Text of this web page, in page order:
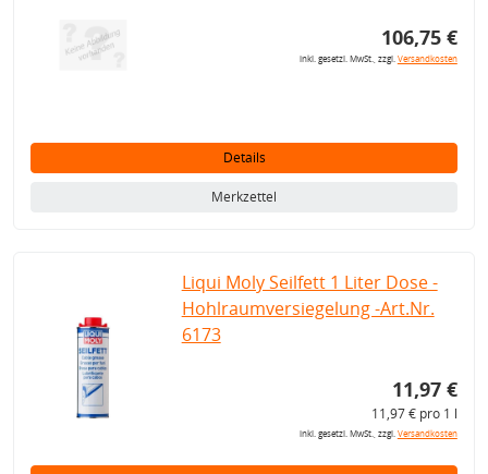
106,75 €
inkl. gesetzl. MwSt., zzgl.Versandkosten
Details
Merkzettel
Liqui Moly Seilfett 1 Liter Dose -
Hohlraumversiegelung -Art.Nr.
6173
11,97 €
11,97 € pro 1 l
inkl. gesetzl. MwSt., zzgl.Versandkosten